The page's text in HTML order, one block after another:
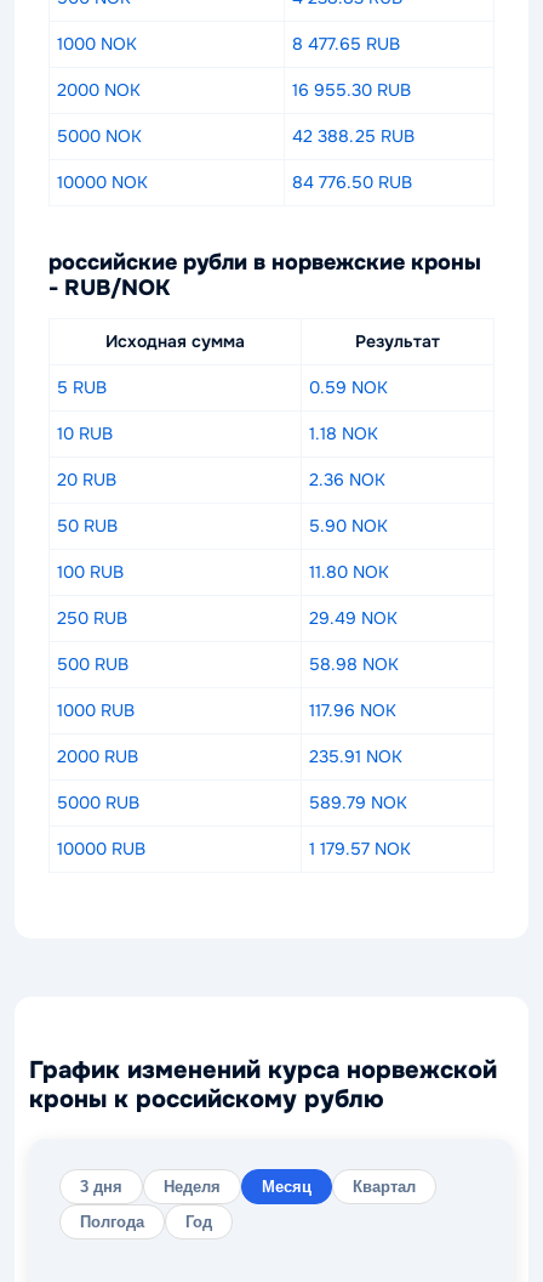
1000 NOK 8 477.65 RUB
2000 NOK 16 955.30 RUB
5000 NOK 42 388.25 RUB
10000 NOK 84 776.50 RUB
российские рубли в норвежские кроны
- RUB/NOK
Исходная сумма Результат
5 RUB 0.59 NOK
10 RUB 1.18 NOK
20 RUB 2.36 NOK
50 RUB 5.90 NOK
100 RUB 11.80 NOK
250 RUB 29.49 NOK
500 RUB 58.98 NOK
1000 RUB 117.96 NOK
2000 RUB 235.91 NOK
5000 RUB 589.79 NOK
10000 RUB 1 179.57 NOK
График изменений курса норвежской
кроны к российскому рублю
3 дня Неделя Месяц
Квартал
Полгода
Год